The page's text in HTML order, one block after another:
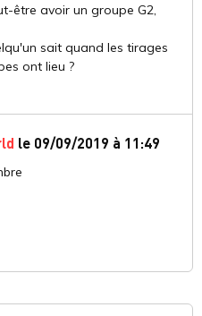
être avoir un groupe G2,
sait quand les tirages
ont lieu ?
le 09/09/2019 à 11:49